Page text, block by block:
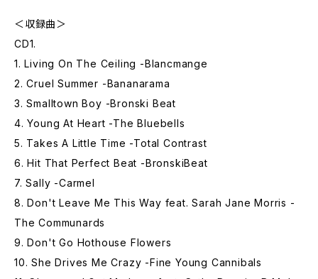
＜収録曲＞
CD1.
1. Living On The Ceiling -Blancmange
2. Cruel Summer -Bananarama
3. Smalltown Boy -Bronski Beat
4. Young At Heart -The Bluebells
5. Takes A Little Time -Total Contrast
6. Hit That Perfect Beat -BronskiBeat
7. Sally -Carmel
8. Don't Leave Me This Way feat. Sarah Jane Morris -
The Communards
9. Don't Go Hothouse Flowers
10. She Drives Me Crazy -Fine Young Cannibals